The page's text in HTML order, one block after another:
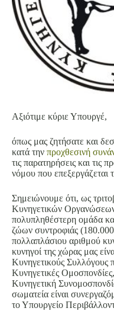
Αξιότιμε κύριε Υπουργέ,
όπως μας ζητήσατε και
κατά την προχθεσινή
τις παρατηρήσεις και τις
νόμου που επεξεργάζεται
Σημειώνουμε ότι, ως
Κυνηγετικών
πολυπληθέστερη ομάδα
ζώων συντροφιάς (180.000
πολλαπλάσιου αριθμού
κυνηγοί της χώρας μας
Κυνηγετικούς Συλλόγους
Κυνηγετικές
Κυνηγετική
σωματεία είναι
το Υπουργείο